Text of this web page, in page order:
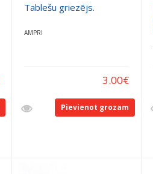
Tablešu griezējs.
AMPRI
3.00€
Pievienot grozam